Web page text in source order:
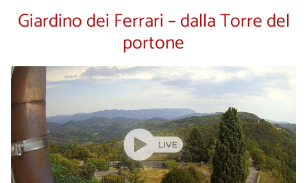
Giardino dei Ferrari – dalla Torre del
portone